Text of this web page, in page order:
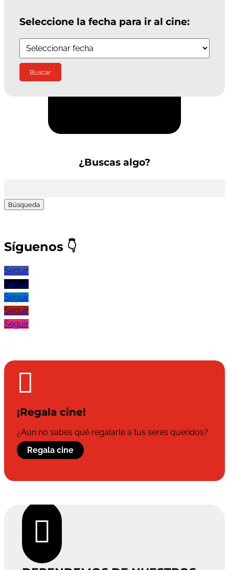
Seleccione la fecha para ir al cine:
¿Buscas algo?
Síguenos 👇
Seguir
Seguir
Seguir
Seguir
Seguir

¡Regala cine!
¿Aún no sabes qué regalarle a tus seres queridos?
Regala cine
